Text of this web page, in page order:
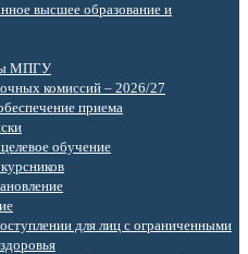
высшее образование и
МПГУ
комиссий – 2026/27
приема
обучение
для лиц с ограниченными